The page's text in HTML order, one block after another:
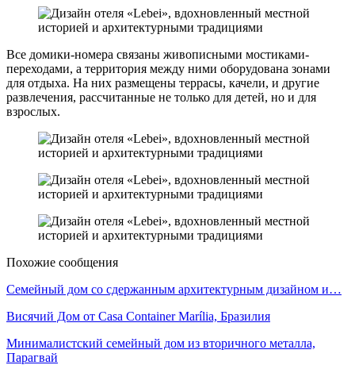
Все домики-номера связаны живописными мостиками-
переходами, а территория между ними оборудована зонами
для отдыха. На них размещены террасы, качели, и другие
развлечения, рассчитанные не только для детей, но и для
взрослых.
Похожие сообщения
Семейный дом со сдержанным архитектурным дизайном и…
Висячий Дом от Casa Container Marília, Бразилия
Минималистский семейный дом из вторичного металла,
Парагвай